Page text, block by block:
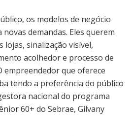
os modelos de negócio
demandas. Eles querem
lojas, sinalização visível,
acolhedor e processo de
empreendedor que oferece
tendo a preferência do público
nacional do programa
60+ do Sebrae, Gilvany